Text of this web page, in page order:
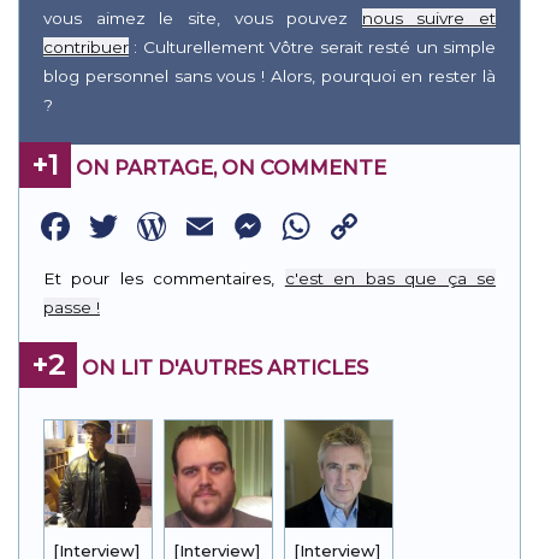
vous aimez le site, vous pouvez nous suivre et
contribuer : Culturellement Vôtre serait resté un simple
blog personnel sans vous ! Alors, pourquoi en rester là
?
+1 ON PARTAGE, ON COMMENTE
Facebook
Twitter
WordPress
EmailMessenger
WhatsApp
Link
Et pour les commentaires, c'est en bas que ça se
passe !
+2 ON LIT D'AUTRES ARTICLES
[Interview] [Interview] [Interview]